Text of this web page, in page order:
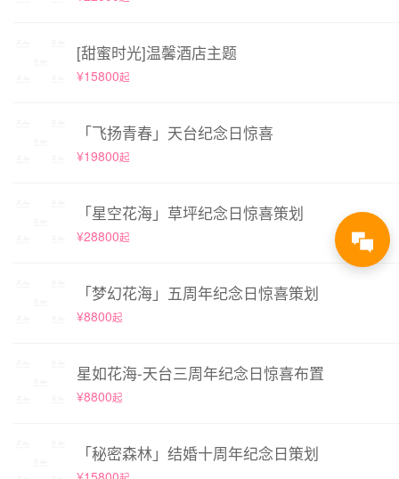
[甜蜜时光]温馨酒店主题
¥15800起
「飞扬青春」天台纪念日惊喜
¥19800起
「星空花海」草坪纪念日惊喜策划
¥28800起
「梦幻花海」五周年纪念日惊喜策划
¥8800起
星如花海-天台三周年纪念日惊喜布置
¥8800起
「秘密森林」结婚十周年纪念日策划